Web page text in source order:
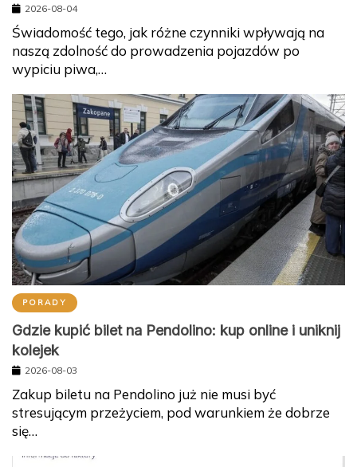
2026-08-04
Świadomość tego, jak różne czynniki wpływają na
naszą zdolność do prowadzenia pojazdów po
wypiciu piwa,…
PORADY
Gdzie kupić bilet na Pendolino: kup online i uniknij
kolejek
2026-08-03
Zakup biletu na Pendolino już nie musi być
stresującym przeżyciem, pod warunkiem że dobrze
się…